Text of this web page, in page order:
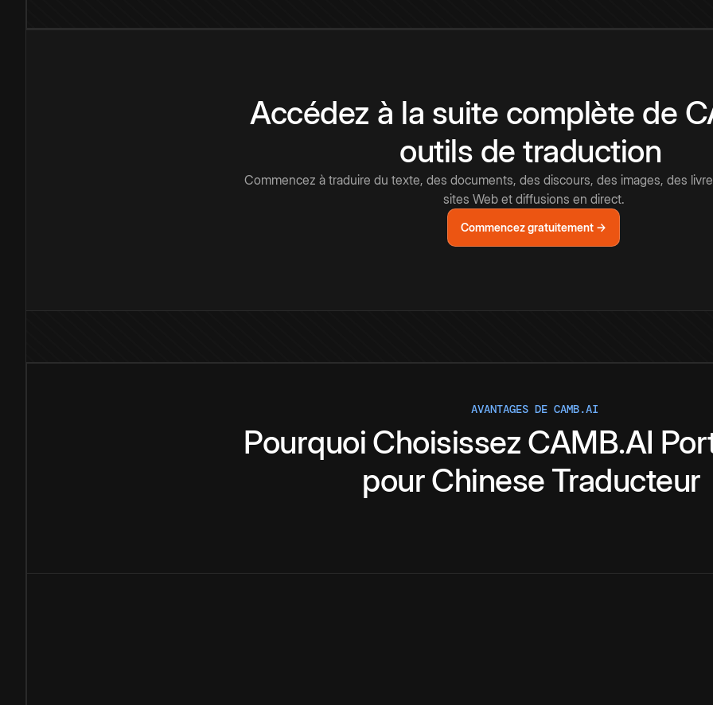
Accédez à la suite complète de
outils de traduction
Commencez à traduire du texte, des documents, des discours, des images, des
sites Web et diffusions en direct.
Commencez gratuitement →
AVANTAGES DE CAMB.AI
Pourquoi Choisissez CAMB.AI
pourChinese Traducteur